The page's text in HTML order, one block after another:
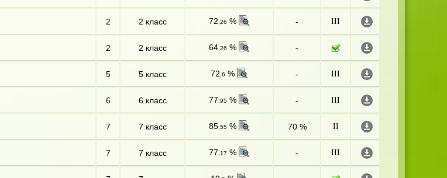
2 2 класс 72 ,26 % - III
2 2 класс 64 ,26 % -
5 5 класс 72 ,6 % - III
6 6 класс 77 ,95 % - III
7 7 класс 85 ,55 % 70 % II
7 7 класс 77 ,17 % - III